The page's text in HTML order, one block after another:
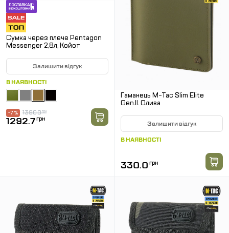
Сумка через плече Pentagon
Messenger 2,8л, Койот
Залишити відгук
В НАЯВНОСТІ
1390.0грн
-7 %
1292.7грн
Гаманець M-Tac Slim Elite
Gen.II. Олива
Залишити відгук
В НАЯВНОСТІ
330.0 грн